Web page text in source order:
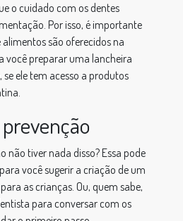
o cuidado com os dentes
Por isso, é importante
são oferecidos na
você preparar uma lancheira
ele tem acesso a produtos
não tiver nada disso? Essa pode
você sugerir a criação de um
as crianças. Ou, quem sabe,
para conversar com os